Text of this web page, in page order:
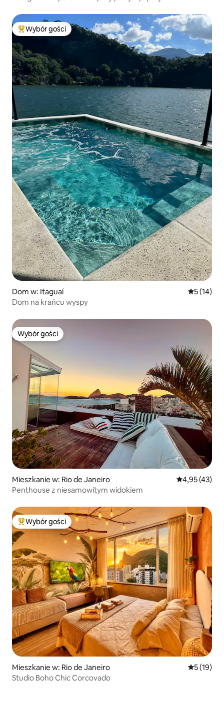
Najpopularniejsze z kategorii Wybór gości
Wybór gości
Dom w: Itaguaí Średnia
5 (14)
Dom na krańcu wyspy
Wybór gości
Wybór gości
Mieszkanie w: Rio de Janeiro Średnia
4,95 (43)
Penthouse z niesamowitym widokiem
Najpopularniejsze z kategorii Wybór gości
Wybór gości
Mieszkanie w: Rio de Janeiro Średnia
5 (19)
Studio Boho Chic Corcovado